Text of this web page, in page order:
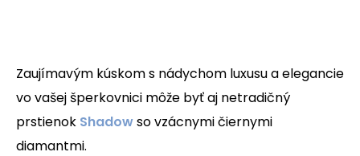
Zaujímavým kúskom s nádychom luxusu a elegancie
vo vašej šperkovnici môže byť aj netradičný
prstienok Shadowso vzácnymi čiernymi
diamantmi.